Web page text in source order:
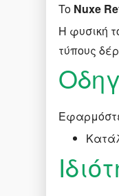
To Nuxe
Η φυσική
τύπους